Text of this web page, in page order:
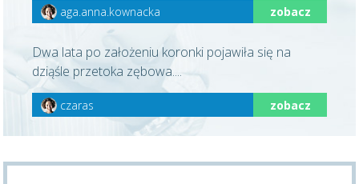
aga.anna.kownacka zobacz
Dwa lata po założeniu koronki pojawiła się na
dziąśle przetoka zębowa....
czaras zobacz